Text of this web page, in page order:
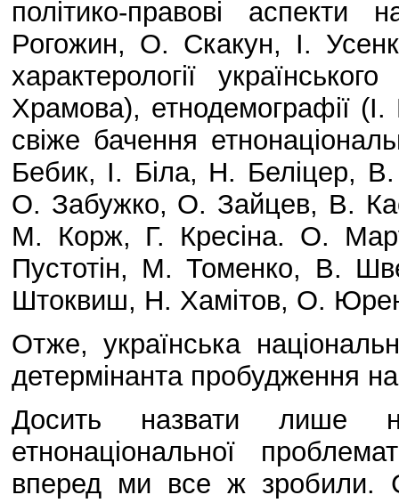
політико-правові
Рогожин, О. Скакун, І.
характерології
Храмова), етнодемографії
свіже бачення
Бебик, І. Біла, Н. Беліцер,
О. Забужко, О. Зайцев, В.
М. Корж, Г. Кресіна. О.
Пустотін, М. Томенко, В.
Штоквиш, Н. Хамітов, О.
Отже, українська
детермінанта пробудження
Досить назвати лише
етнонаціональної
вперед ми все ж зробили.